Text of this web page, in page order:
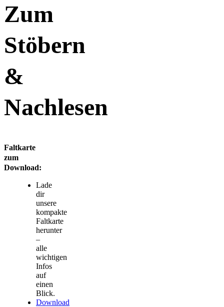
Zum
Stöbern
&
Nachlesen
Faltkarte
zum
Download:
Lade
dir
unsere
kompakte
Faltkarte
herunter
–
alle
wichtigen
Infos
auf
einen
Blick.
Download